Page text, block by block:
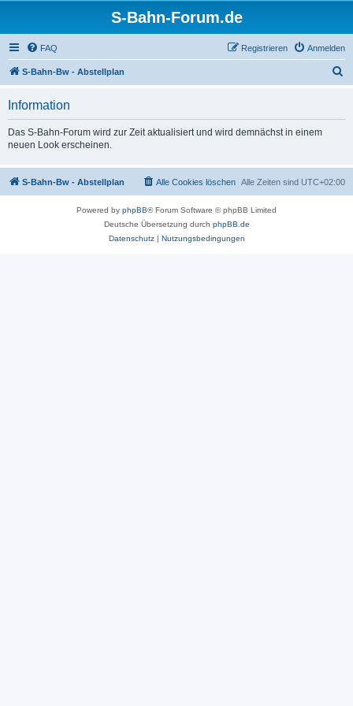
S-Bahn-Forum.de
FAQ Anmelden
Registrieren
S-Bahn-Bw - Abstellplan
Information
Das S-Bahn-Forum wird zur Zeit aktualisiert und wird demnächst in einem
neuen Look erscheinen.
S-Bahn-Bw - Abstellplan Alle Zeiten sind UTC+02:00
Alle Cookies löschen
Powered by phpBB® Forum Software © phpBB Limited
Deutsche Übersetzung durch phpBB.de
Datenschutz| Nutzungsbedingungen